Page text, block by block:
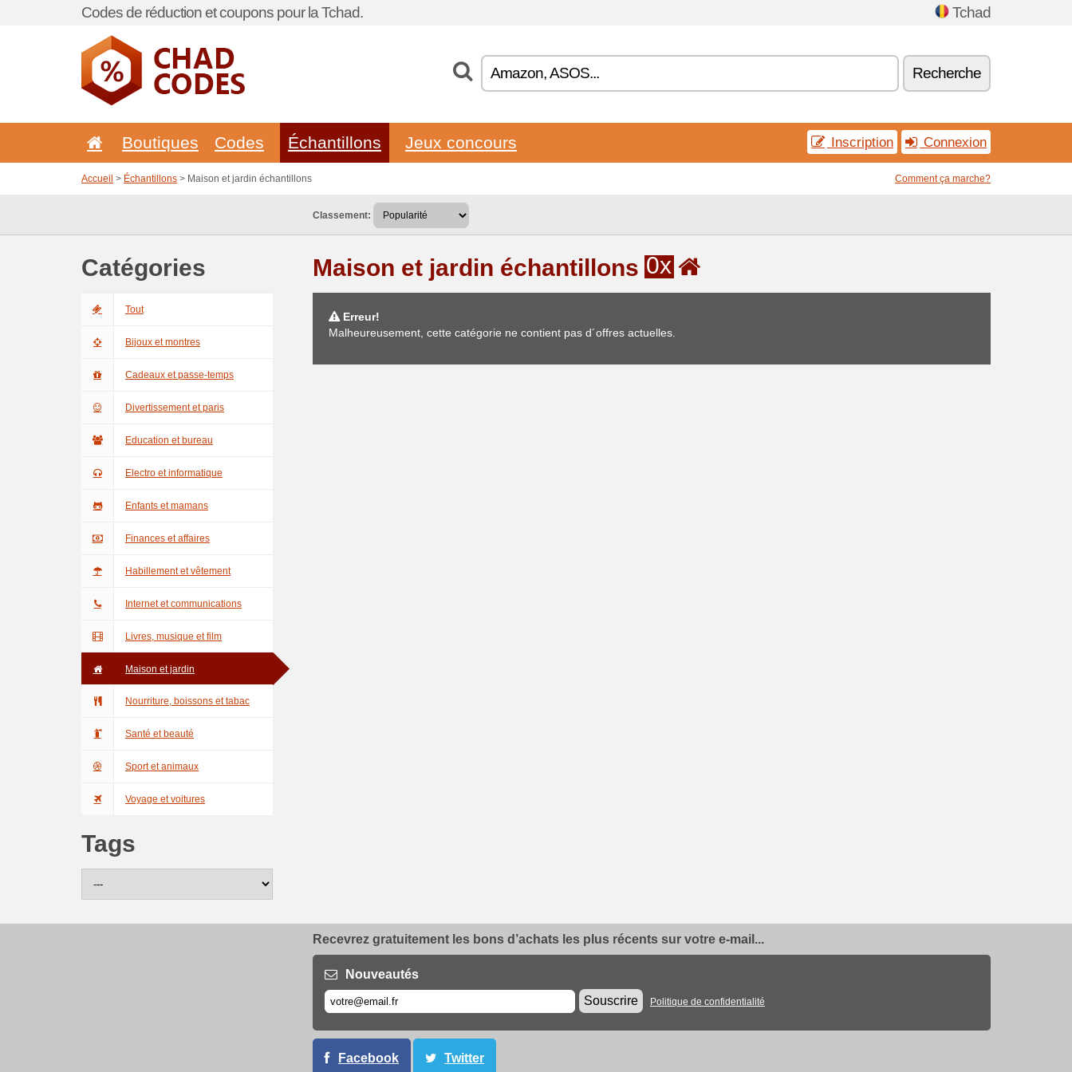
Codes de réduction et coupons pour la Tchad. Tchad
Recherche
Boutiques Codes Échantillons Jeux concours Inscription Connexion
Accueil > Échantillons > Maison et jardin échantillons Comment ça marche?
Classement:
Catégories
Tout
Bijoux et montres
Cadeaux et passe-temps
Divertissement et paris
Education et bureau
Electro et informatique
Enfants et mamans
Finances et affaires
Habillement et vêtement
Internet et communications
Livres, musique et film
Maison et jardin
Nourriture, boissons et tabac
Santé et beauté
Sport et animaux
Voyage et voitures
Tags
Maison et jardin échantillons 0x
Erreur!
Malheureusement, cette catégorie ne contient pas d´offres actuelles.
Recevrez gratuitement les bons d’achats les plus récents sur votre e-mail...
Nouveautés
Souscrire
Politique de confidentialité
Facebook Twitter